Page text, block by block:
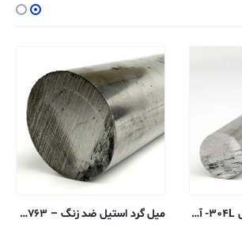
میل گرد استیل ضد زنگ – ۰٫۴۷۶۳ سانتی متر – ۳۰۴/۳۰۴L پوشش خنک کننده آنیل میلگرد استنلس استیل ۳۰۴L- آنیل شده تمام کاری سرد ۱۴ میلیمتر